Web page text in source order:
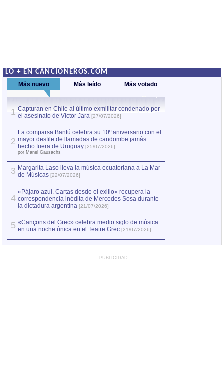
LO + EN CANCIONEROS.COM
Más nuevo Más leído Más votado
1 Capturan en Chile al último exmilitar condenado por
el asesinato de Víctor Jara [27/07/2026]
2
La comparsa Bantú celebra su 10º aniversario con el
mayor desfile de llamadas de candombe jamás
hecho fuera de Uruguay [25/07/2026]
por Manel Gausachs
3 Margarita Laso lleva la música ecuatoriana a La Mar
de Músicas [22/07/2026]
4
«Pájaro azul. Cartas desde el exilio» recupera la
correspondencia inédita de Mercedes Sosa durante
la dictadura argentina [21/07/2026]
5 «Cançons del Grec» celebra medio siglo de música
en una noche única en el Teatre Grec [21/07/2026]
PUBLICIDAD